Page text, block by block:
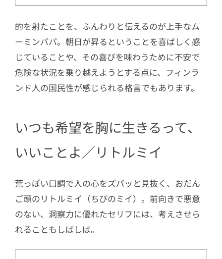
的を射たことを、ふんわりと伝えるのが上手なム
ーミンパパ。朝日が昇るということを喜ばしく感
じていることや、その喜びを味わうために不安で
危険な状況を乗り越えようとする点に、フィンラ
ンド人の国民性が感じられる格言でもあります。
いつも希望を胸に生きるって、
いいことよ／リトルミイ
荒っぽい口調で人の心をズバッと見抜く、おだん
ご頭のリトルミイ（ちびのミイ）。前向きで悪意
のない、洞察力に優れたセリフには、考えさせら
れることもしばしば。